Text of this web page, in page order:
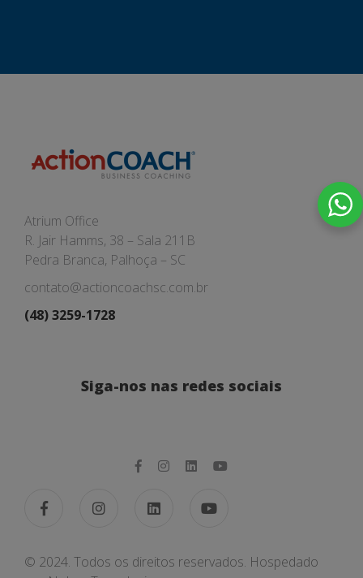
Atrium Office
R. Jair Hamms, 38 – Sala 211B
Pedra Branca, Palhoça – SC
contato@actioncoachsc.com.br
(48) 3259-1728
Siga-nos nas redes sociais
© 2024. Todos os direitos reservados. Hospedado